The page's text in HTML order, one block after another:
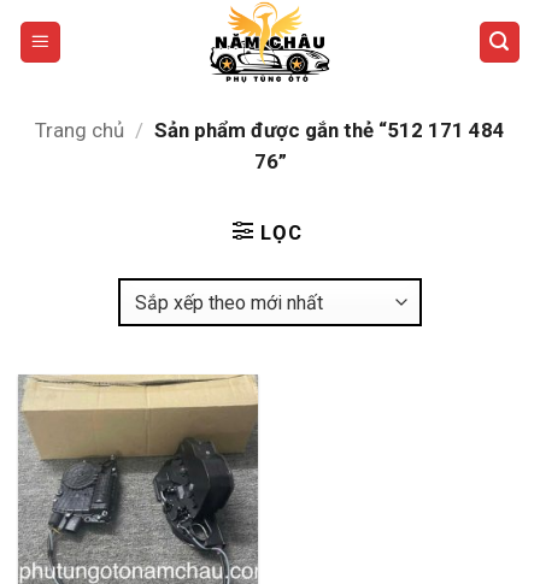
qua
Trang chủ / Sản phẩm được gắn thẻ “512 171 484
76”
LỌC